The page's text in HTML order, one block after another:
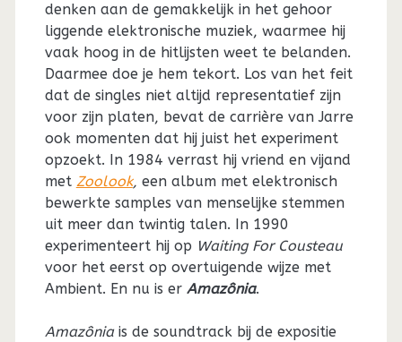
denken aan de gemakkelijk in het gehoor
liggende elektronische muziek, waarmee hij
vaak hoog in de hitlijsten weet te belanden.
Daarmee doe je hem tekort. Los van het feit
dat de singles niet altijd representatief zijn
voor zijn platen, bevat de carrière van Jarre
ook momenten dat hij juist het experiment
opzoekt. In 1984 verrast hij vriend en vijand
met Zoolook, een album met elektronisch
bewerkte samples van menselijke stemmen
uit meer dan twintig talen. In 1990
experimenteert hij op Waiting For Cousteau
voor het eerst op overtuigende wijze met
Ambient. En nu is er Amazônia.
Amazônia is de soundtrack bij de expositie